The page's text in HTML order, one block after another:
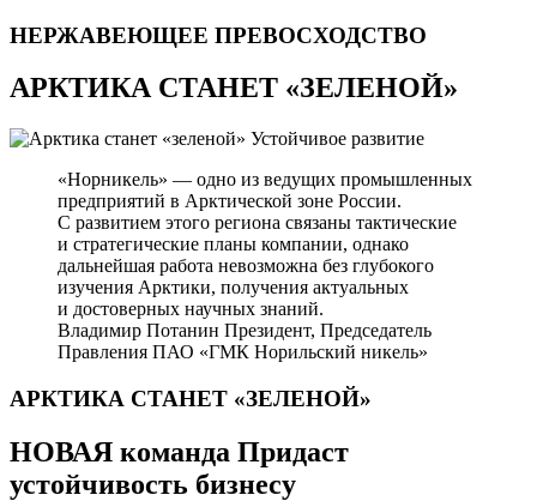
НЕРЖАВЕЮЩЕЕ ПРЕВОСХОДСТВО
АРКТИКА СТАНЕТ «ЗЕЛЕНОЙ»
Устойчивое развитие
«Норникель» — одно из ведущих промышленных
предприятий в Арктической зоне России.
С развитием этого региона связаны тактические
и стратегические планы компании, однако
дальнейшая работа невозможна без глубокого
изучения Арктики, получения актуальных
и достоверных научных знаний.
Владимир Потанин Президент, Председатель
Правления ПАО «ГМК Норильский никель»
АРКТИКА СТАНЕТ «ЗЕЛЕНОЙ»
НОВАЯ команда Придаст
устойчивость бизнесу